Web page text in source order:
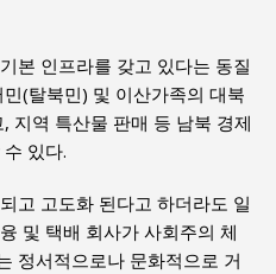
본 인프라를 갖고 있다는 동질
(탈북민) 및 이산가족의 대북
지역 특산물 판매 등 남북 경제
있다.
고 고도화 된다고 하더라도 일
및 택배 회사가 사회주의 체
정서적으로나 문화적으로 거